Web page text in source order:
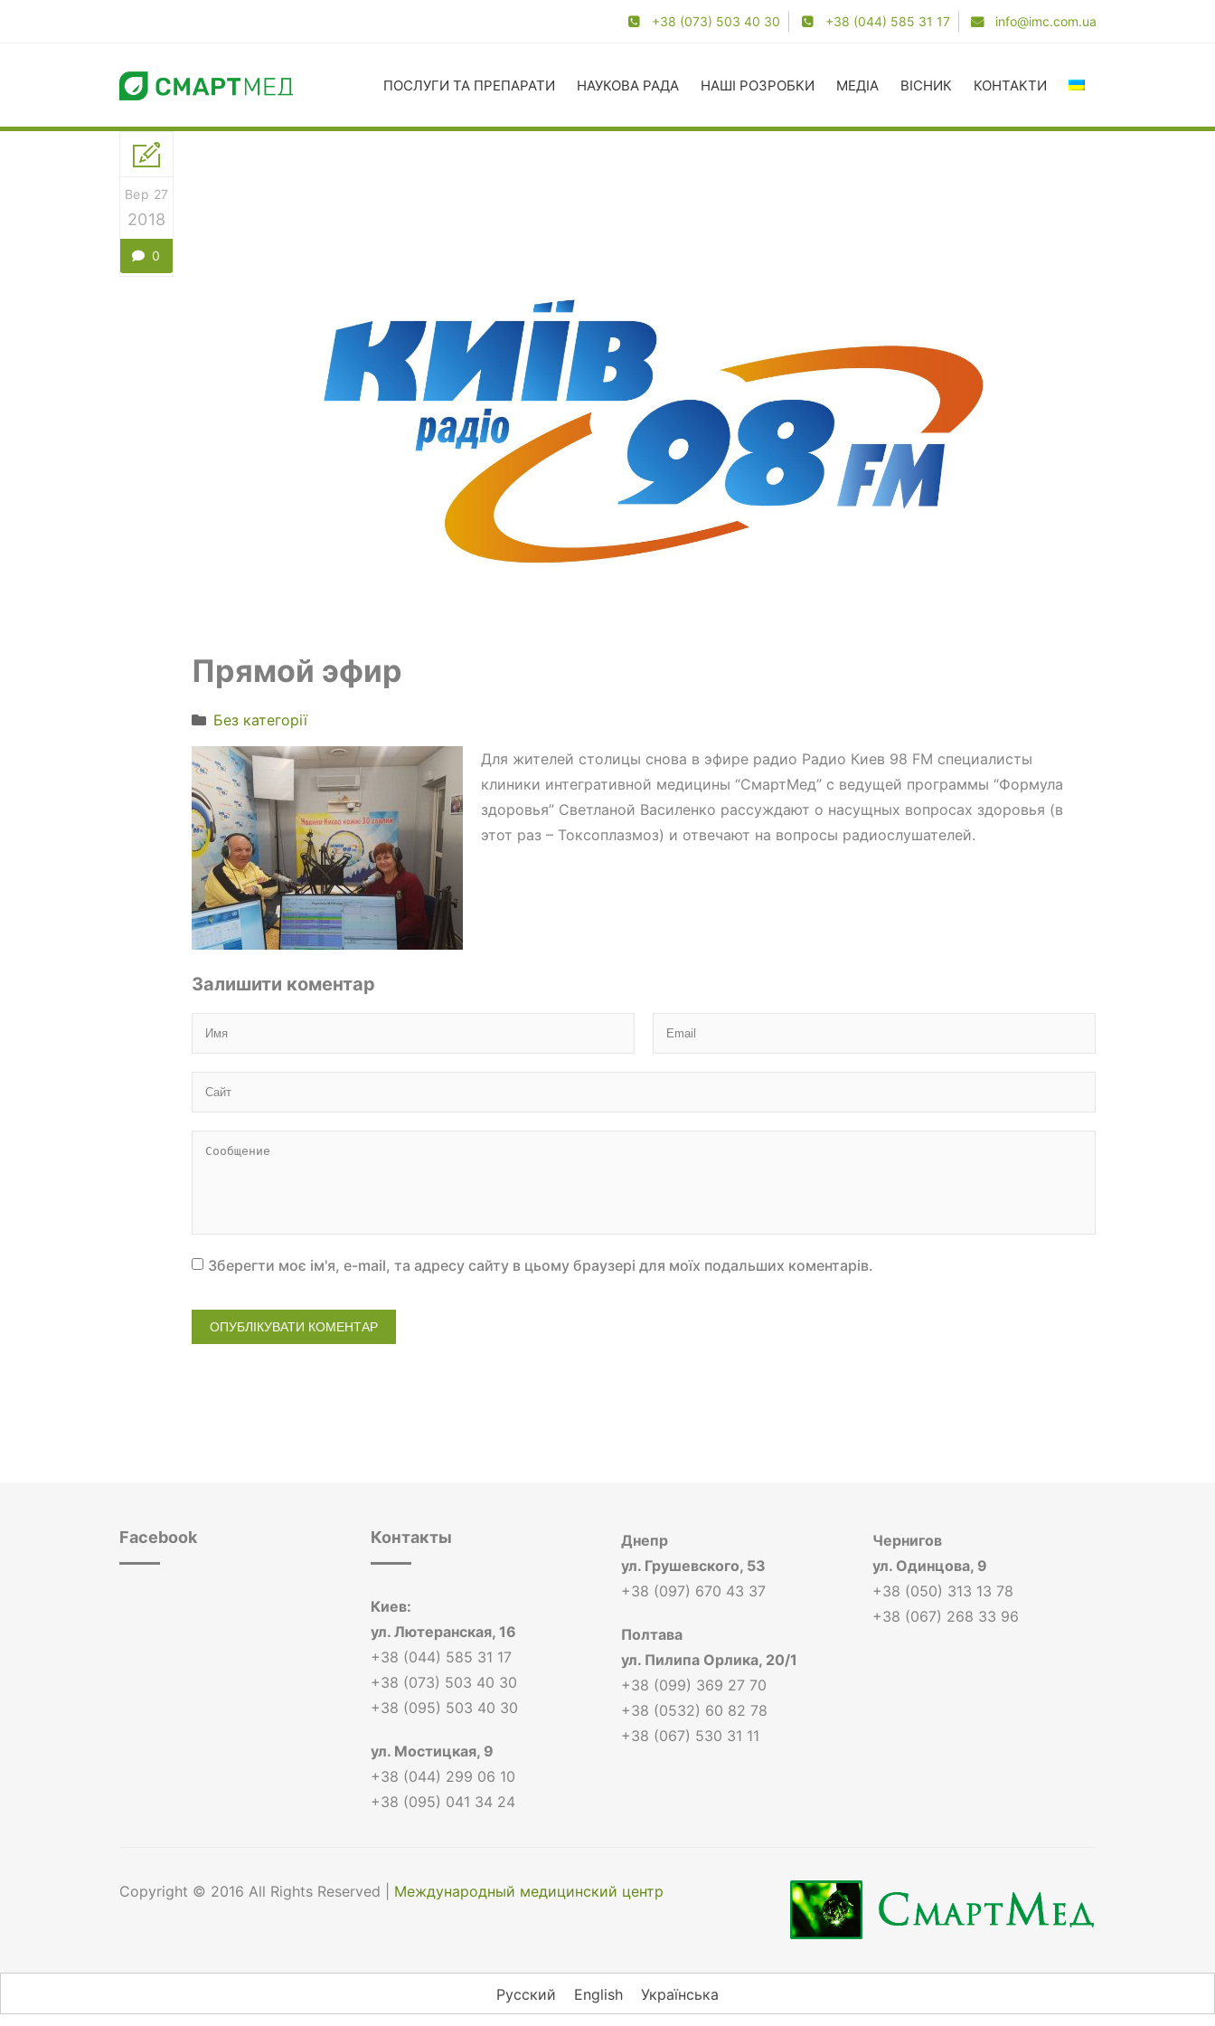
+38 (073) 503 40 30 +38 (044) 585 31 17 info@imc.com.ua
ПОСЛУГИ ТА ПРЕПАРАТИ НАУКОВА РАДА НАШІ РОЗРОБКИ МЕДІА ВІСНИК КОНТАКТИ
Вер 27
2018
0
Прямой эфир
Без категорії
Для жителей столицы снова в эфире радио Радио Киев 98 FM специалисты
клиники интегративной медицины “СмартМед” с ведущей программы “Формула
здоровья” Светланой Василенко рассуждают о насущных вопросах здоровья (в
этот раз – Токсоплазмоз) и отвечают на вопросы радиослушателей.
Залишити коментар
Зберегти моє ім'я, e-mail, та адресу сайту в цьому браузері для моїх подальших коментарів.
Facebook Контакты
Киев:
ул. Лютеранская, 16
+38 (044) 585 31 17
+38 (073) 503 40 30
+38 (095) 503 40 30
ул. Мостицкая, 9
+38 (044) 299 06 10
+38 (095) 041 34 24
Днепр
ул. Грушевского, 53
+38 (097) 670 43 37
Полтава
ул. Пилипа Орлика, 20/1
+38 (099) 369 27 70
+38 (0532) 60 82 78
+38 (067) 530 31 11
Чернигов
ул. Одинцова, 9
+38 (050) 313 13 78
+38 (067) 268 33 96
Copyright © 2016 All Rights Reserved | Международный медицинский центр
Русский English Українська